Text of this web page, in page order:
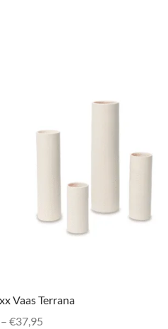
Vaas Terrana
– €37,95